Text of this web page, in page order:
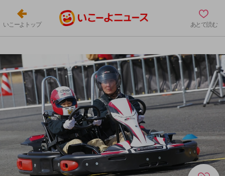
いこーよトップ あとで読む